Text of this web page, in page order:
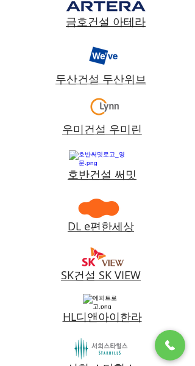
금호건설 아테라
​두산건설 두산위브
우미건설 우미린
호반건설 써밋
DL e편한세상
SK건설 SK VIEW
HL디앤아이한라